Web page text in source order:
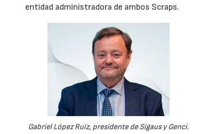
entidad administradora de ambos Scraps.
Gabriel López Ruiz, presidente de Sigaus y Genci.